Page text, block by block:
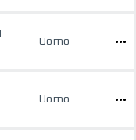
Uomo
Uomo